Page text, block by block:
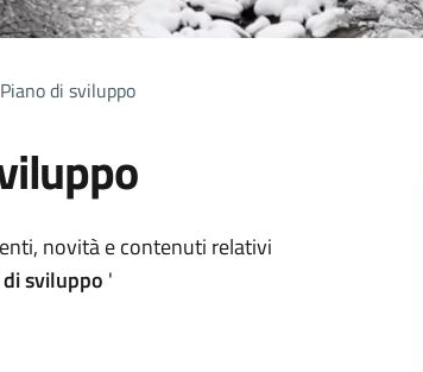
Piano di sviluppo
novità e contenuti relativi
sviluppo '